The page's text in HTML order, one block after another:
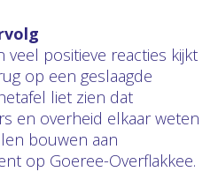
veel positieve reacties kijkt
op een geslaagde
liet zien dat
en overheid elkaar weten
bouwen aan
op Goeree-Overflakkee.